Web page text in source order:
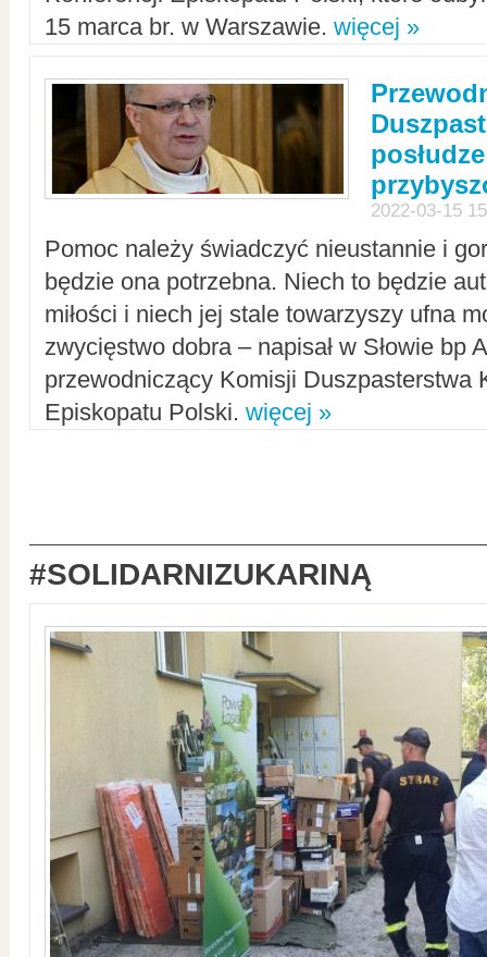
15 marca br. w Warszawie. więcej »
2022-03-15
Pomoc należy świadczyć nieustannie i
będzie ona potrzebna. Niech to będzie
miłości i niech jej stale towarzyszy ufna
zwycięstwo dobra – napisał w Słowie bp
przewodniczący Komisji Duszpasterstwa
Episkopatu Polski. więcej »
#SOLIDARNIZUKARINĄ